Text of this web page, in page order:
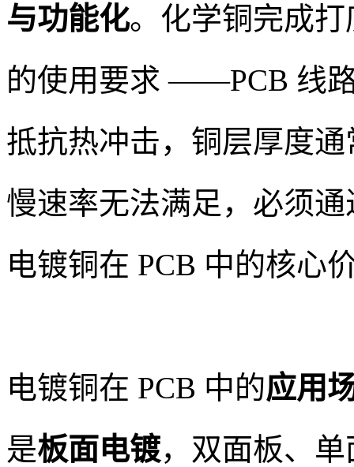
与功能化。化学铜完成
的使用要求 ——PCB 线
抵抗热冲击，铜层厚度
慢速率无法满足，必须
电镀铜在 PCB 中的核心
电镀铜在 PCB 中的应用
是板面电镀，双面板、